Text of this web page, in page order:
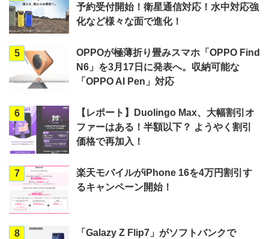
予約受付開始！衛星通信対応！水中対応強
化など様々な面で進化！
5
OPPOが極薄折り畳みスマホ「OPPO Find
N6」を3月17日に発表へ。収納可能な
「OPPO AI Pen」対応
6
【レポート】Duolingo Max、大幅割引オ
ファーはある！半額以下？ ようやく割引
価格で再加入！
7
楽天モバイルがiPhone 16を4万円割引す
るキャンペーン開始！
8
「Galazy Z Flip7」がソフトバンクで